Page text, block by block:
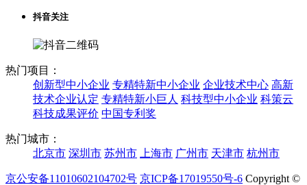
抖音关注
热门项目：
创新型中小企业 专精特新中小企业 企业技术中心 高新
技术企业认定 专精特新小巨人 科技型中小企业 科策云
科技成果评价 中国专利奖
热门城市：
北京市 深圳市 苏州市 上海市 广州市 天津市 杭州市
京公安备11010602104702号 京ICP备17019550号-6 Copyright ©